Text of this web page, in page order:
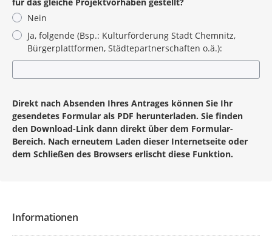
Nein
Ja, folgende (Bsp.: Kulturförderung Stadt Chemnitz,
Bürgerplattformen, Städtepartnerschaften o.ä.):
Direkt nach Absenden Ihres Antrages können Sie Ihr
gesendetes Formular als PDF herunterladen. Sie finden
den Download-Link dann direkt über dem Formular-
Bereich. Nach erneutem Laden dieser Internetseite oder
dem Schließen des Browsers erlischt diese Funktion.
Informationen